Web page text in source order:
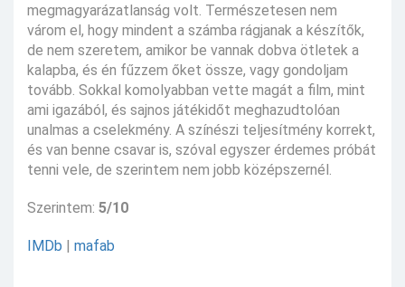
megmagyarázatlanság volt. Természetesen nem
várom el, hogy mindent a számba rágjanak a készítők,
de nem szeretem, amikor be vannak dobva ötletek a
kalapba, és én fűzzem őket össze, vagy gondoljam
tovább. Sokkal komolyabban vette magát a film, mint
ami igazából, és sajnos játékidőt meghazudtolóan
unalmas a cselekmény. A színészi teljesítmény korrekt,
és van benne csavar is, szóval egyszer érdemes próbát
tenni vele, de szerintem nem jobb középszernél.
Szerintem: 5/10
IMDb | mafab